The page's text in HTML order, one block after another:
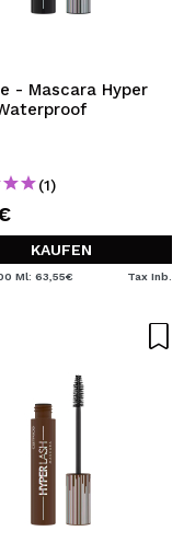
- Mascara Hyper
(1)
KAUFEN
Ml: 63,55€ Tax Inb.